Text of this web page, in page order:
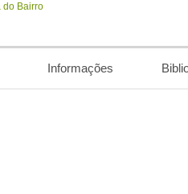
Informações